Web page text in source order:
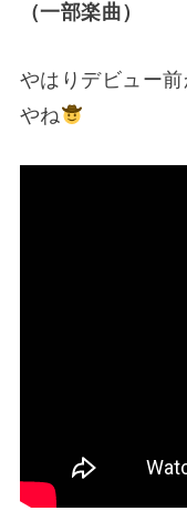
（一部楽曲）
やはりデビュー
やね